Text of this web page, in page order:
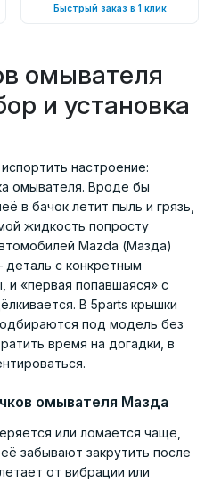
Быстрый заказ в 1 клик
омывателя
и установка
настроение:
омывателя. Вроде бы
в бачок летит пыль и грязь,
жидкость попросту
Mazda (Мазда)
с конкретным
«первая попавшаяся» с
В 5parts крышки
под модель без
время на догадки, в
омывателя Мазда
или ломается чаще,
забывают закрутить после
от вибрации или